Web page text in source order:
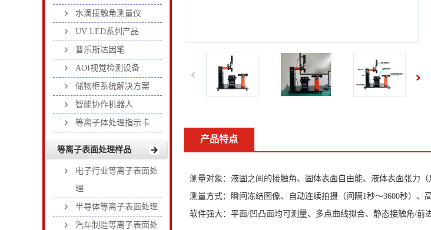
产品特点
测量对象：液固之间的接触角、固体表面自由能、液体表面张力（
测量方式：瞬间冻结图像、自动连续拍摄（间隔1秒～3600秒）、
软件强大：平面/凹凸面均可测量、多点曲线拟合、静态接触角/前
水滴接触角测量仪
UV LED系列产品
普乐斯达因笔
AOI视觉检测设备
储物柜系统解决方案
智能协作机器人
等离子体处理指示卡
等离子表面处理样品
电子行业等离子表面处
理
半导体等离子表面处理
汽车制造等离子表面处